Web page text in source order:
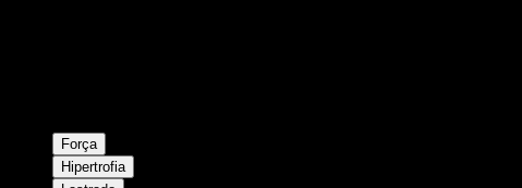
Força
Hipertrofia